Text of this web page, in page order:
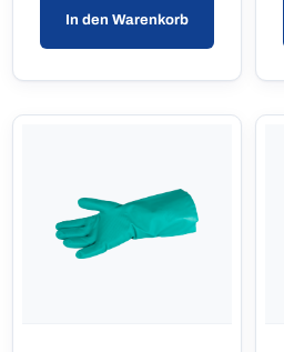
In den Warenkorb